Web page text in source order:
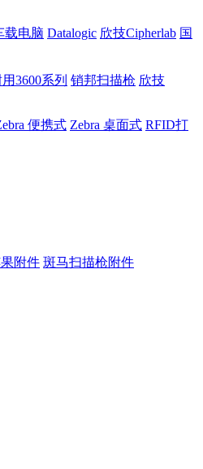
载电脑 Datalogic 欣技Cipherlab 国
3600系列 销邦扫描枪 欣技
便携式 Zebra 桌面式 RFID打
附件 斑马扫描枪附件